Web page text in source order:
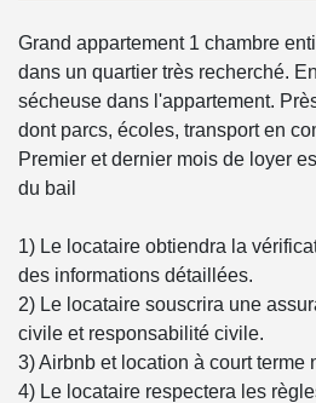
Grand appartement 1 chambre
dans un quartier très recherché.
sécheuse dans l'appartement.
dont parcs, écoles, transport en
Premier et dernier mois de loyer
du bail
1) Le locataire obtiendra la
des informations détaillées.
2) Le locataire souscrira une
civile et responsabilité civile.
3) Airbnb et location à court terme
4) Le locataire respectera les